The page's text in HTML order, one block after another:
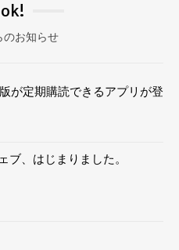
のお知らせ
が定期購読できるアプリが登
ブ、はじまりました。